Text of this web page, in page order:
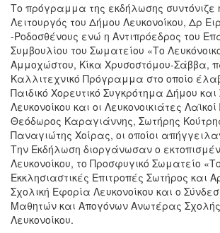
Το πρόγραμμα της εκδήλωσης συντόνιζε η
Λειτουργός του Δήμου Λευκονοίκου, Δρ
-Ροδοσθένους ενώ η Αντιπρόεδρος του
Συμβουλίου του Σωματείου «Το
Αμμοχώστου, Κίκα Χρυσοστόμου-Σάββα,
Καλλιτεχνικό Πρόγραμμα στο οποίο
Παιδικό Χορευτικό Συγκρότημα Δήμου
Λευκονοίκου και οι Λευκονοικιάτες Λαϊκοί
Θεόδωρος Καραγιάννης, Σωτήρης
Παναγιώτης Χοίρας, οι οποίοι
Την Εκδήλωση διοργάνωσαν ο
Λευκονοίκου, το Προσφυγικό Σωματείο
Εκκλησιαστικές Επιτροπές Σωτήρος και
Σχολική Εφορία Λευκονοίκου και ο
Μαθητών και Απογόνων Ανωτέρας
Λευκονοίκου.